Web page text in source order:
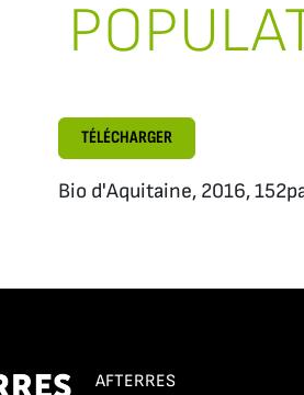
TÉLÉCHARGER
Bio d'Aquitaine, 2016,
AFTERRES